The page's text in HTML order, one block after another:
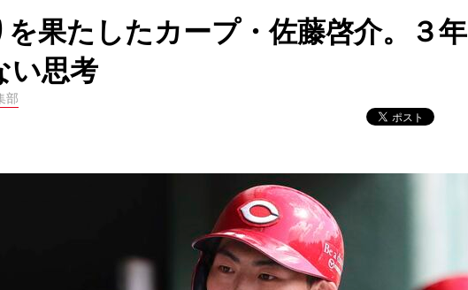
果たしたカープ・佐藤啓介。３年
い思考
部